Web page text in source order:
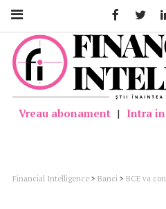
Vreau abonament | Intra
Financial Intelligence > Banci > BCE va
FacebookTwitter